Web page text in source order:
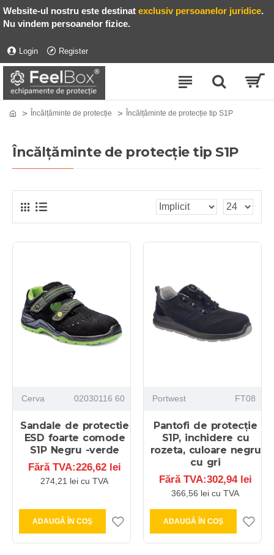
Website-ul nostru este destinat exclusiv persoanelor juridice.
Nu vindem persoanelor fizice.
Login Register
Încălțăminte de protecție Încălțăminte de protecție tip S1P
Încălțăminte de protecție tip S1P
Cerva 02030116 60
Sandale de protectie
ESD foarte comode
S1P Negru -verde
Fără TVA:226,62 lei
274,21 lei cu TVA
ADAUGĂ ÎN COŞ
Portwest FT08
Pantofi de protecție
S1P, inchidere cu
rozeta, culoare negru
cu gri
Fără TVA:302,94 lei
366,56 lei cu TVA
ADAUGĂ ÎN COŞ